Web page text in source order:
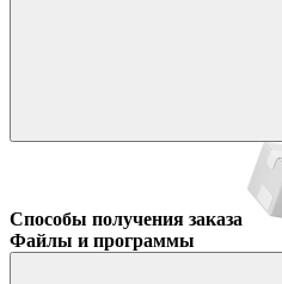
Способы получения заказа
Файлы и программы